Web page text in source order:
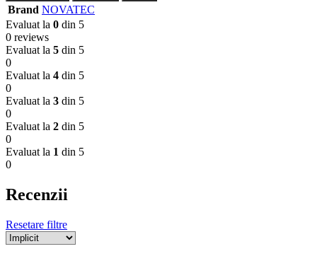
Brand NOVATEC
Evaluat la 0 din 5
0 reviews
Evaluat la 5 din 5
0
Evaluat la 4 din 5
0
Evaluat la 3 din 5
0
Evaluat la 2 din 5
0
Evaluat la 1 din 5
0
Recenzii
Resetare filtre